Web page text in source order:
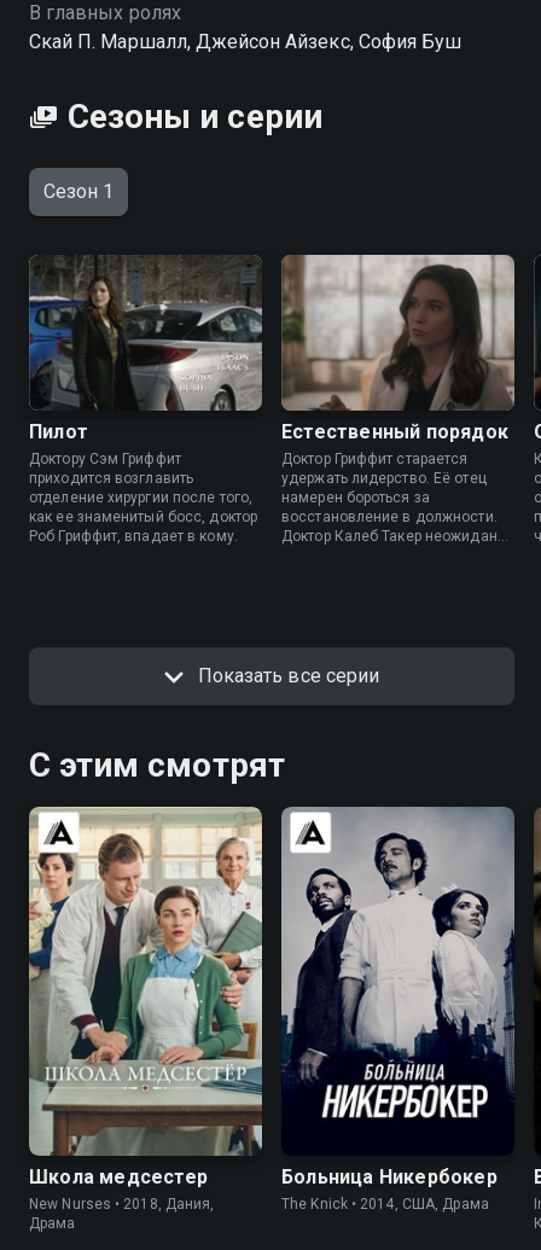
В главных ролях
Скай П. Маршалл, Джейсон Айзекс, София Буш
Сезоны и серии
Сезон 1
Пилот
Доктору Сэм Гриффит
приходится возглавить
отделение хирургии после того,
как ее знаменитый босс, доктор
Роб Гриффит, впадает в кому.
Естественный порядок
Доктор Гриффит старается
удержать лидерство. Её отец
намерен бороться за
восстановление в должности.
Доктор Калеб Такер неожиданно
Показать все серии
С этим смотрят
7.9 7.5
Школа медсестер
New Nurses • 2018, Дания,
Драма
8.3 8.4
Больница Никербокер
The Knick • 2014, США, Драма